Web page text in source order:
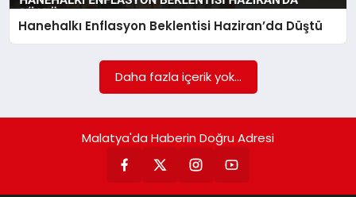
MAGAZIN
SIYASET
Hanehalkı Enflasyon Beklentisi Haziran’da Düştü
Daha fazla içerik yok...
Malatya'da Haberin Doğru Adresi